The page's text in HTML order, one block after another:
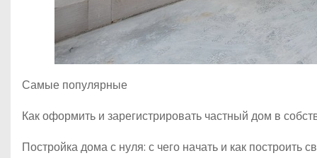
Самые популярные
Как оформить и зарегистрировать частный дом в
Постройка дома с нуля: с чего начать и как построить